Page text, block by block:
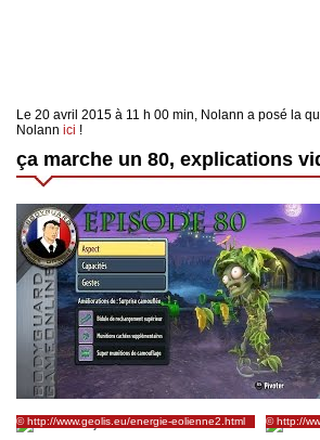
Le 20 avril 2015 à 11 h 00 min, Nolann a posé la
Nolann ici !
ça marche un 80, explications
© http://www.geolis.eu/energie-eolienne2.html
© http://
80-sp.html